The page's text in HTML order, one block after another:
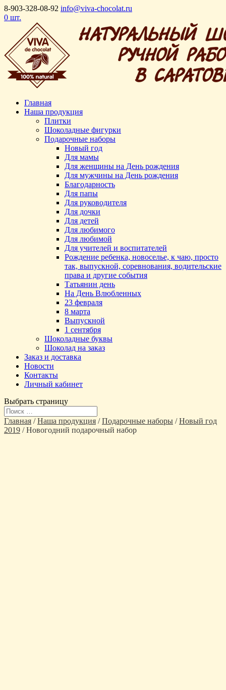
8-903-328-08-92 info@viva-chocolat.ru
0 шт.
Главная
Наша продукция
Плитки
Шоколадные фигурки
Подарочные наборы
Новый год
Для мамы
Для женщины на День рождения
Для мужчины на День рождения
Благодарность
Для папы
Для руководителя
Для дочки
Для детей
Для любимого
Для любимой
Для учителей и воспитателей
Рождение ребенка, новоселье, к чаю, просто
так, выпускной, соревнования, водительские
права и другие события
Татьянин день
На День Влюбленных
23 февраля
8 марта
Выпускной
1 сентября
Шоколадные буквы
Шоколад на заказ
Заказ и доставка
Новости
Контакты
Личный кабинет
Выбрать страницу
Главная /Наша продукция /Подарочные наборы /Новый год
2019 / Новогодний подарочный набор